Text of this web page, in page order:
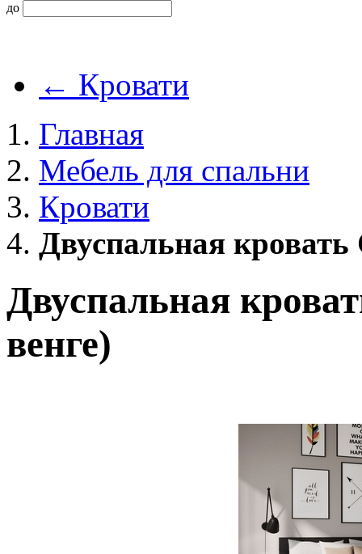
до
← Кровати
Главная
Мебель для спальни
Кровати
Двуспальная кровать
Двуспальная
венге)